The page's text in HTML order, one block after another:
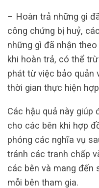
– Hoàn trả những gì
công chứng bị huỷ,
những gì đã nhận
khi hoàn trả, có thể
phát từ việc bảo quản
thời gian thực hiện
Các hậu quả này giúp
cho các bên khi hợp
phóng các nghĩa vụ
tránh các tranh chấp
các bên và mang đến
mỗi bên tham gia.